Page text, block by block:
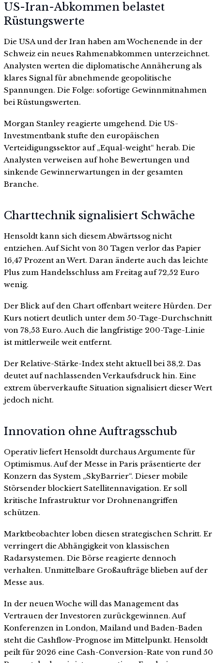
US-Iran-Abkommen belastet
Rüstungswerte
Die USA und der Iran haben am Wochenende in der
Schweiz ein neues Rahmenabkommen unterzeichnet.
Analysten werten die diplomatische Annäherung als
klares Signal für abnehmende geopolitische
Spannungen. Die Folge: sofortige Gewinnmitnahmen
bei Rüstungswerten.
Morgan Stanley reagierte umgehend. Die US-
Investmentbank stufte den europäischen
Verteidigungssektor auf „Equal-weight“ herab. Die
Analysten verweisen auf hohe Bewertungen und
sinkende Gewinnerwartungen in der gesamten
Branche.
Charttechnik signalisiert Schwäche
Hensoldt kann sich diesem Abwärtssog nicht
entziehen. Auf Sicht von 30 Tagen verlor das Papier
16,47 Prozent an Wert. Daran änderte auch das leichte
Plus zum Handelsschluss am Freitag auf 72,52 Euro
wenig.
Der Blick auf den Chart offenbart weitere Hürden. Der
Kurs notiert deutlich unter dem 50-Tage-Durchschnitt
von 78,53 Euro. Auch die langfristige 200-Tage-Linie
ist mittlerweile weit entfernt.
Der Relative-Stärke-Index steht aktuell bei 38,2. Das
deutet auf nachlassenden Verkaufsdruck hin. Eine
extrem überverkaufte Situation signalisiert dieser Wert
jedoch nicht.
Innovation ohne Auftragsschub
Operativ liefert Hensoldt durchaus Argumente für
Optimismus. Auf der Messe in Paris präsentierte der
Konzern das System „SkyBarrier“. Dieser mobile
Störsender blockiert Satellitennavigation. Er soll
kritische Infrastruktur vor Drohnenangriffen
schützen.
Marktbeobachter loben diesen strategischen Schritt. Er
verringert die Abhängigkeit von klassischen
Radarsystemen. Die Börse reagierte dennoch
verhalten. Unmittelbare Großaufträge blieben auf der
Messe aus.
In der neuen Woche will das Management das
Vertrauen der Investoren zurückgewinnen. Auf
Konferenzen in London, Mailand und Baden-Baden
steht die Cashflow-Prognose im Mittelpunkt. Hensoldt
peilt für 2026 eine Cash-Conversion-Rate von rund 50